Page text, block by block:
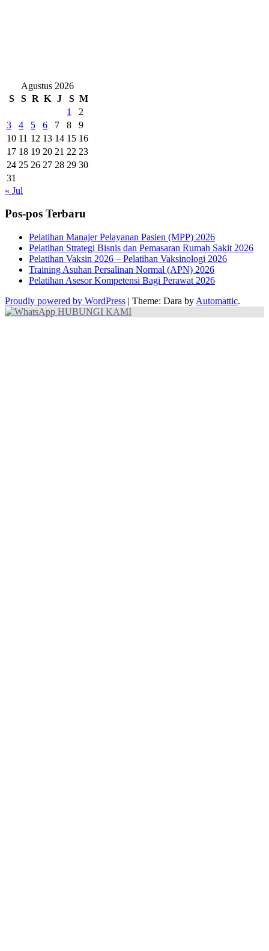
Agustus 2026
S
S R K J S M
1
2
3
4 5 6 7 8
9
10 11 12 13 14 15 16
17 18 19 20 21 22 23
24 25 26 27 28 29 30
31
« Jul
Pos-pos Terbaru
Pelatihan Manajer Pelayanan Pasien (MPP) 2026
Pelatihan Strategi Bisnis dan Pemasaran Rumah Sakit 2026
Pelatihan Vaksin 2026 – Pelatihan Vaksinologi 2026
Training Asuhan Persalinan Normal (APN) 2026
Pelatihan Asesor Kompetensi Bagi Perawat 2026
Proudly powered by WordPress | Theme: Dara by Automattic.
HUBUNGI KAMI